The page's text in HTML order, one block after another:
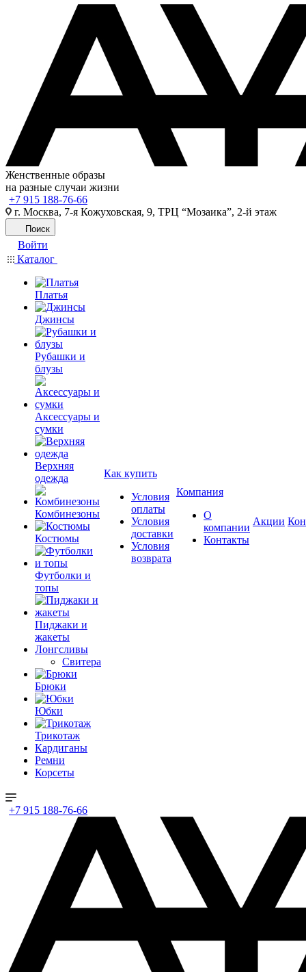
Женственные образы
на разные случаи жизни
+7 915 188-76-66
г. Москва, 7-я Кожуховская, 9, ТРЦ “Мозаика”, 2-й этаж
Поиск
Войти
Каталог
Платья
Джинсы
Рубашки и
блузы
Аксессуары и
сумки
Верхняя
одежда
Комбинезоны
Костюмы
Футболки и
топы
Пиджаки и
жакеты
Лонгсливы
Свитера
Брюки
Юбки
Трикотаж
Кардиганы
Ремни
Корсеты
Как купить
Условия
оплаты
Условия
доставки
Условия
возврата
Компания
О
компании
Контакты
Акции
+7 915 188-76-66